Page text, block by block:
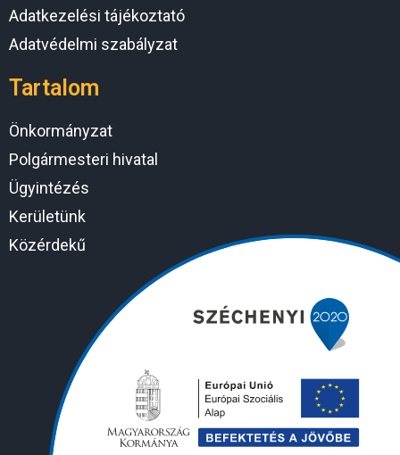
Adatkezelési tájékoztató
Adatvédelmi szabályzat
Tartalom
Önkormányzat
Polgármesteri hivatal
Ügyintézés
Kerületünk
Közérdekű